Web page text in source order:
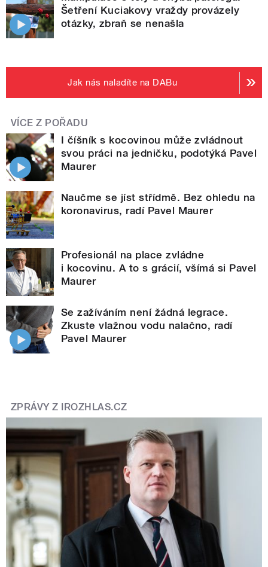
Šetření Kuciakovy vraždy provázely
otázky, zbraň se nenašla
Jak nás naladíte na DABu
VÍCE Z POŘADU
I číšník s kocovinou může zvládnout
svou práci na jedničku, podotýká Pavel
Maurer
Naučme se jíst střídmě. Bez ohledu na
koronavirus, radí Pavel Maurer
Profesionál na place zvládne
i kocovinu. A to s grácií, všímá si Pavel
Maurer
Se zažíváním není žádná legrace.
Zkuste vlažnou vodu nalačno, radí
Pavel Maurer
ZPRÁVY Z IROZHLAS.CZ